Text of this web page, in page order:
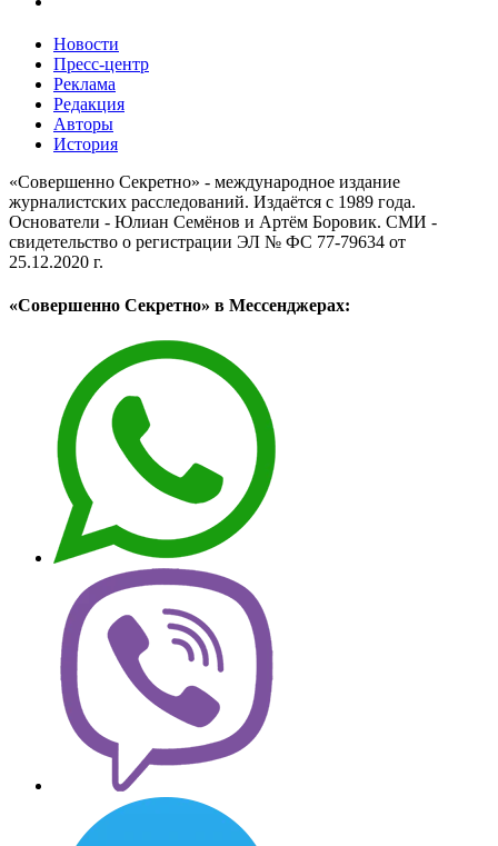
Новости
Пресс-центр
Реклама
Редакция
Авторы
История
«Совершенно Секретно» - международное издание
журналистских расследований. Издаётся с 1989 года.
Основатели - Юлиан Семёнов и Артём Боровик. CМИ -
свидетельство о регистрации ЭЛ № ФС 77-79634 от
25.12.2020 г.
«Совершенно Секретно» в Мессенджерах: